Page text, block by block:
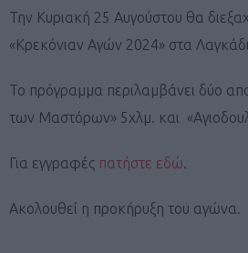
Την Κυριακή 25 Αυγούστου θα
«Κρεκόνιαν Αγών 2024» στα
Το πρόγραμμα περιλαμβάνει δύο
των Μαστόρων» 5χλμ. και
Για εγγραφές πατήστε εδώ.
Ακολουθεί η προκήρυξη του αγώνα.